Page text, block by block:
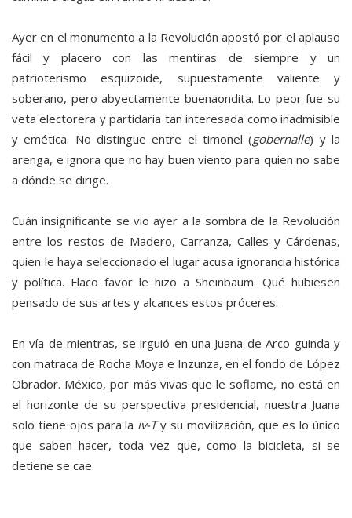
Ayer en el monumento a la Revolución apostó por el aplauso
fácil y placero con las mentiras de siempre y un
patrioterismo esquizoide, supuestamente valiente y
soberano, pero abyectamente buenaondita. Lo peor fue su
veta electorera y partidaria tan interesada como inadmisible
y emética. No distingue entre el timonel (gobernalle) y la
arenga, e ignora que no hay buen viento para quien no sabe
a dónde se dirige.
Cuán insignificante se vio ayer a la sombra de la Revolución
entre los restos de Madero, Carranza, Calles y Cárdenas,
quien le haya seleccionado el lugar acusa ignorancia histórica
y política. Flaco favor le hizo a Sheinbaum. Qué hubiesen
pensado de sus artes y alcances estos próceres.
En vía de mientras, se irguió en una Juana de Arco guinda y
con matraca de Rocha Moya e Inzunza, en el fondo de López
Obrador. México, por más vivas que le soflame, no está en
el horizonte de su perspectiva presidencial, nuestra Juana
solo tiene ojos para la iv-Ty su movilización, que es lo único
que saben hacer, toda vez que, como la bicicleta, si se
detiene se cae.